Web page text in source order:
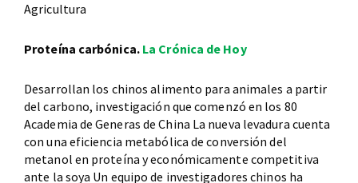
Agricultura
Proteína carbónica. La Crónica de Hoy
Desarrollan los chinos alimento para animales a partir
del carbono, investigación que comenzó en los 80
Academia de Generas de China La nueva levadura cuenta
con una eficiencia metabólica de conversión del
metanol en proteína y económicamente competitiva
ante la soya Un equipo de investigadores chinos ha